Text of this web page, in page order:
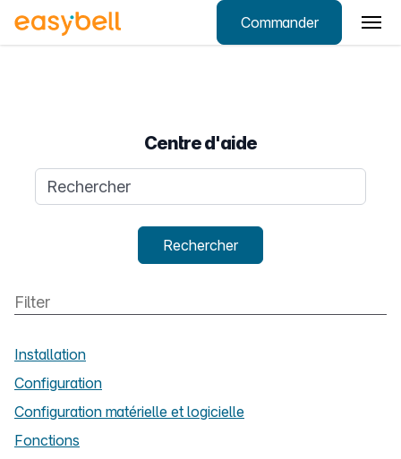
Commander
Centre d'aide
Requête de recherche
Rechercher
Installation
Configuration
Configuration matérielle et logicielle
Fonctions